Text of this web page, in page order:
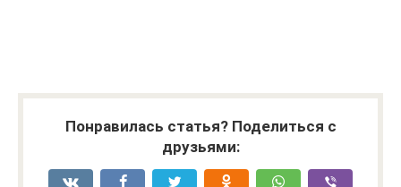
Понравилась статья? Поделиться с
друзьями: